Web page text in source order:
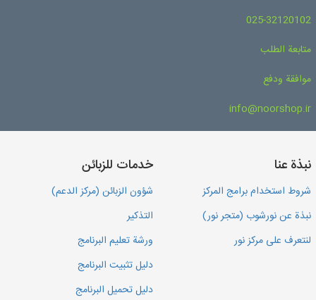
025-32120102
متابعة الطلب
موافقة ودفع
info@noorshop.ir
نبذة عنا
شروط استخدام برامج المركز
نبذة عن نورشوب (متجر نور)
لنتعرف على مركز نور
خدمات للزبائن
شؤون الزبائن (مركز الدعم)
التذكير
ورشة تعليم البرنامج
دليل تثبيت البرنامج
دليل تحميل البرنامج